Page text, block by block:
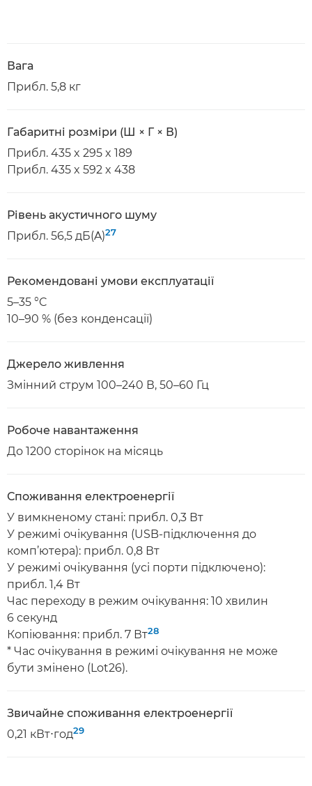
Вага
Прибл. 5,8 кг
Габаритні розміри (Ш × Г × В)
Прибл. 435 x 295 x 189
Прибл. 435 x 592 x 438
Рівень акустичного шуму
Прибл. 56,5 дБ(A)27
Рекомендовані умови експлуатації
5–35 °C
10–90 % (без конденсації)
Джерело живлення
Змінний струм 100–240 В, 50–60 Гц
Робоче навантаження
До 1200 сторінок на місяць
Споживання електроенергії
У вимкненому стані: прибл. 0,3 Вт
У режимі очікування (USB-підключення до
комп’ютера): прибл. 0,8 Вт
У режимі очікування (усі порти підключено):
прибл. 1,4 Вт
Час переходу в режим очікування: 10 хвилин
6 секунд
Копіювання: прибл. 7 Вт28
* Час очікування в режимі очікування не може
бути змінено (Lot26).
Звичайне споживання електроенергії
0,21 кВт⋅год29